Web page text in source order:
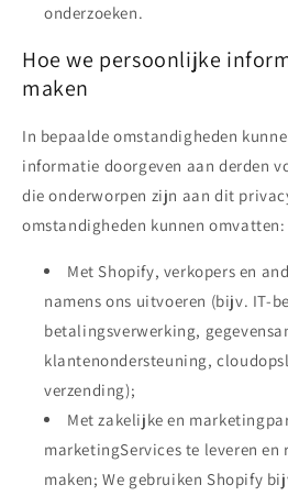
onderzoeken.
Hoe we persoonlijke
maken
In bepaalde omstandigheden
informatie doorgeven aan derden
die onderworpen zijn aan dit
omstandigheden kunnen omvatten:
Met Shopify, verkopers en
namens ons uitvoeren (bijv. IT-
betalingsverwerking,
klantenondersteuning,
verzending);
Met zakelijke en
marketingServices te leveren en
maken; We gebruiken Shopify